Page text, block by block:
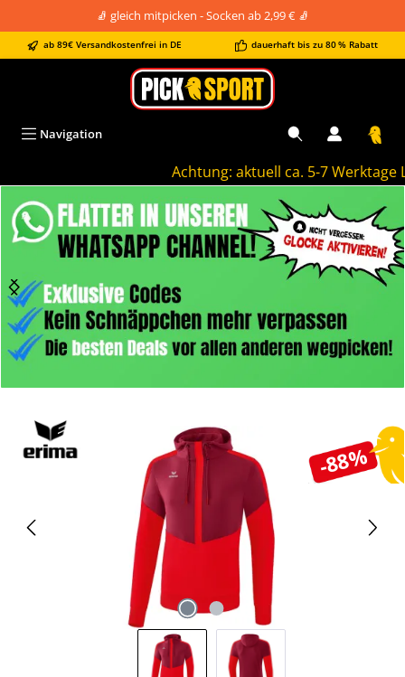
🧦 gleich mitpicken - Socken ab 2,99 € 🧦
ab 89€ Versandkostenfrei in DE dauerhaft bis zu 80 % Rabatt
Achtung: aktuell ca. 5-7 Werktage
Navigation
-88%
Bildergalerie überspringen